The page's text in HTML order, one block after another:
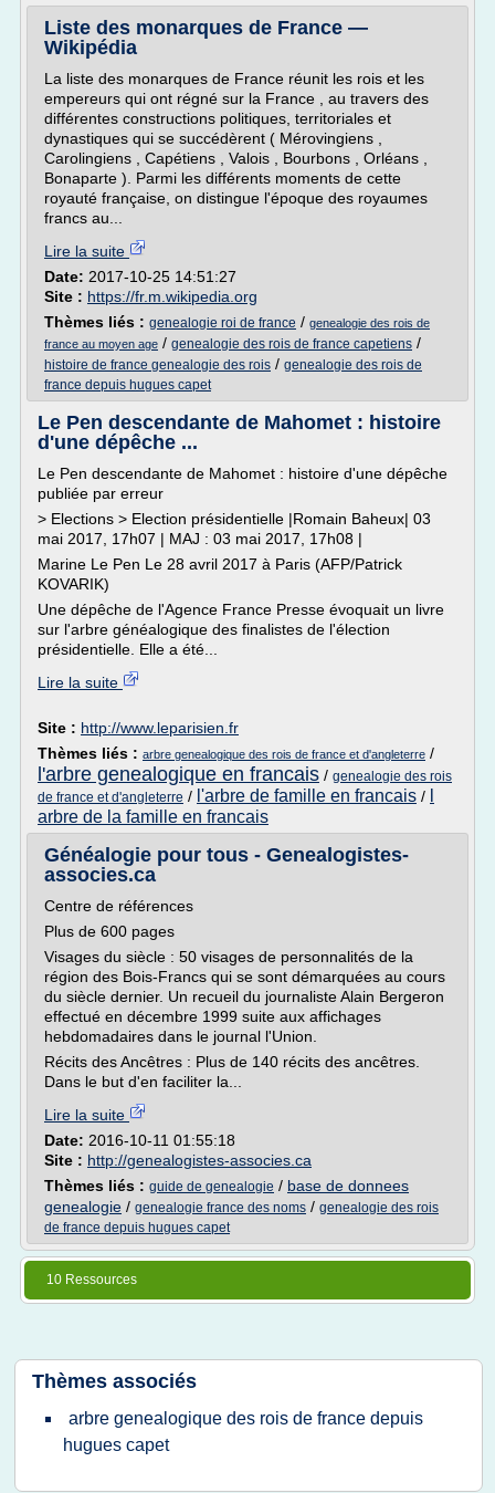
Liste des monarques de France —
Wikipédia
La liste des monarques de France réunit les rois et les
empereurs qui ont régné sur la France , au travers des
différentes constructions politiques, territoriales et
dynastiques qui se succédèrent ( Mérovingiens ,
Carolingiens , Capétiens , Valois , Bourbons , Orléans ,
Bonaparte ). Parmi les différents moments de cette
royauté française, on distingue l'époque des royaumes
francs au...
Lire la suite
Date: 2017-10-25 14:51:27
Site : https://fr.m.wikipedia.org
Thèmes liés : genealogie roi de france / genealogie des rois de
france au moyen age / genealogie des rois de france capetiens /
histoire de france genealogie des rois / genealogie des rois de
france depuis hugues capet
Le Pen descendante de Mahomet : histoire
d'une dépêche ...
Le Pen descendante de Mahomet : histoire d'une dépêche
publiée par erreur
> Elections > Election présidentielle |Romain Baheux| 03
mai 2017, 17h07 | MAJ : 03 mai 2017, 17h08 |
Marine Le Pen Le 28 avril 2017 à Paris (AFP/Patrick
KOVARIK)
Une dépêche de l'Agence France Presse évoquait un livre
sur l'arbre généalogique des finalistes de l'élection
présidentielle. Elle a été...
Lire la suite
Site : http://www.leparisien.fr
Thèmes liés : arbre genealogique des rois de france et d'angleterre /
l'arbre genealogique en francais / genealogie des rois
de france et d'angleterre / l'arbre de famille en francais /
arbre de la famille en francais
Généalogie pour tous - Genealogistes-
associes.ca
Centre de références
Plus de 600 pages
Visages du siècle : 50 visages de personnalités de la
région des Bois-Francs qui se sont démarquées au cours
du siècle dernier. Un recueil du journaliste Alain Bergeron
effectué en décembre 1999 suite aux affichages
hebdomadaires dans le journal l'Union.
Récits des Ancêtres : Plus de 140 récits des ancêtres.
Dans le but d'en faciliter la...
Lire la suite
Date: 2016-10-11 01:55:18
Site : http://genealogistes-associes.ca
Thèmes liés : guide de genealogie / base de donnees
genealogie / genealogie france des noms / genealogie des rois
de france depuis hugues capet
10 Ressources
Thèmes associés
arbre genealogique des rois de france depuis
hugues capet